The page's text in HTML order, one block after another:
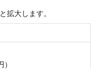
拡大します。